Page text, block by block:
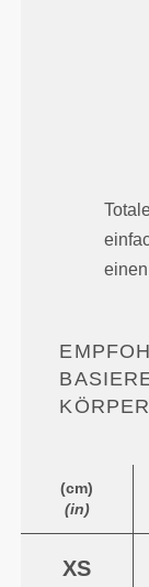
(cm)
(in)
XS